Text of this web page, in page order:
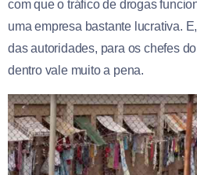
com que o tráfico de drogas
uma empresa bastante lucrativa.
das autoridades, para os chefes
dentro vale muito a pena.